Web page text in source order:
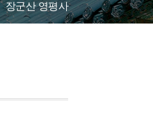
장군산 영평사